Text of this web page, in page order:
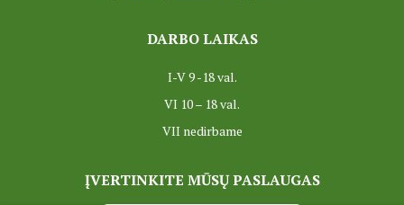
DARBO LAIKAS
I-V 9 -18 val.
VI 10 – 18 val.
VII nedirbame
ĮVERTINKITE MŪSŲ PASLAUGAS